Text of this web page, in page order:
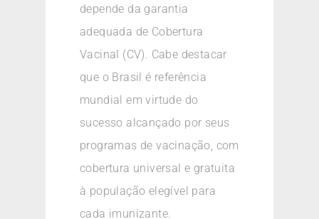
depende da garantia
adequada de Cobertura
Vacinal (CV). Cabe destacar
que o Brasil é referência
mundial em virtude do
sucesso alcançado por seus
programas de vacinação, com
cobertura universal e gratuita
à população elegível para
cada imunizante.